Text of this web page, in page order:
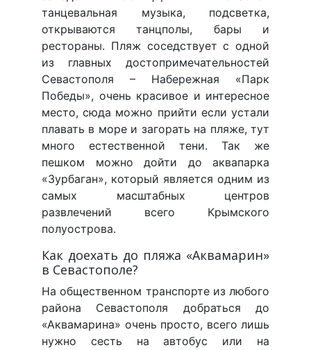
танцевальная музыка, подсветка,
открываются танцполы, бары и
рестораны. Пляж соседствует с одной
из главных достопримечательностей
Севастополя – Набережная «Парк
Победы», очень красивое и интересное
место, сюда можно прийти если устали
плавать в море и загорать на пляже, тут
много естественной тени. Так же
пешком можно дойти до аквапарка
«Зурбаган», который является одним из
самых масштабных центров
развлечений всего Крымского
полуострова.
Как доехать до пляжа «Аквамарин»
в Севастополе?
На общественном транспорте из любого
района Севастополя добраться до
«Аквамарина» очень просто, всего лишь
нужно сесть на автобус или на